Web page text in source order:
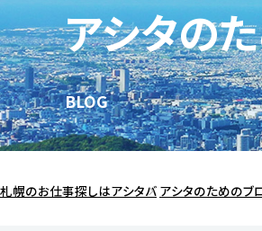
アシタの
BLOG
札幌のお仕事探しはアシタバ アシタのためのブ